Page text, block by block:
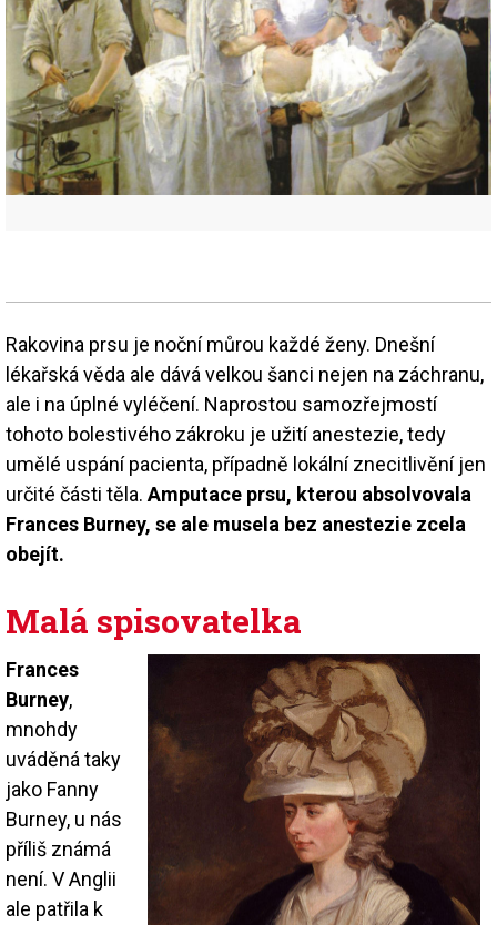
Rakovina prsu je noční můrou každé ženy. Dnešní
lékařská věda ale dává velkou šanci nejen na záchranu,
ale i na úplné vyléčení. Naprostou samozřejmostí
tohoto bolestivého zákroku je užití anestezie, tedy
umělé uspání pacienta, případně lokální znecitlivění jen
určité části těla. Amputace prsu, kterou absolvovala
Frances Burney, se ale musela bez anestezie zcela
obejít.
Malá spisovatelka
Frances
Burney,
mnohdy
uváděná taky
jako Fanny
Burney, u nás
příliš známá
není. V Anglii
ale patřila k